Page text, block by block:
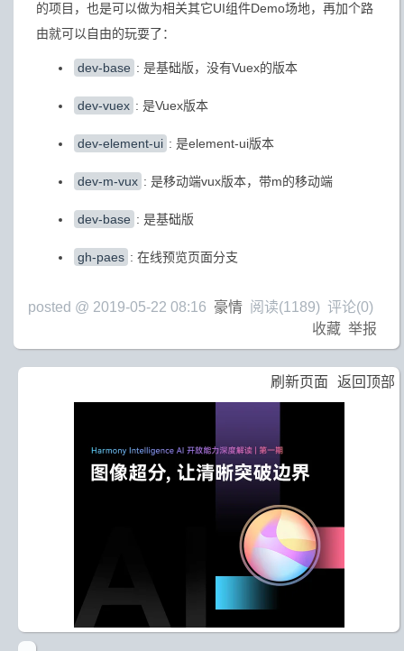
的项目，也是可以做为相关其它UI组件Demo场地，再加个路
由就可以自由的玩耍了：
dev-base : 是基础版，没有Vuex的版本
dev-vuex : 是Vuex版本
dev-element-ui : 是element-ui版本
dev-m-vux : 是移动端vux版本，带m的移动端
dev-base : 是基础版
gh-paes : 在线预览页面分支
posted @ 2019-05-22 08:16 豪情 阅读(1189) 评论(0)
收藏 举报
刷新页面 返回顶部